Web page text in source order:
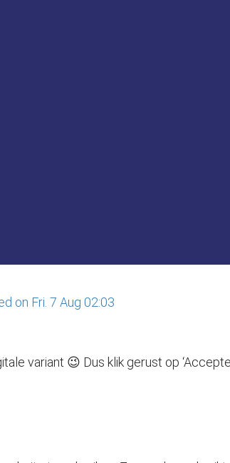
on Fri. 7 Aug 02:03
variant 😉 Dus klik gerust op